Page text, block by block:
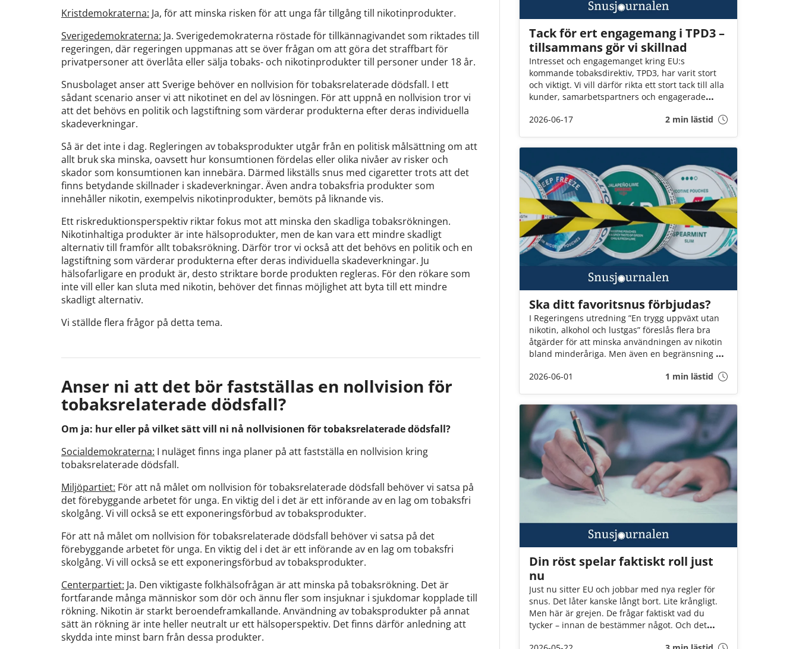
Kristdemokraterna: Ja, för att minska risken för att unga får tillgång till nikotinprodukter.
Sverigedemokraterna: Ja. Sverigedemokraterna röstade för tillkännagivandet som riktades till
regeringen, där regeringen uppmanas att se över frågan om att göra det straffbart för
privatpersoner att överlåta eller sälja tobaks- och nikotinprodukter till personer under 18 år.
Snusbolaget anser att Sverige behöver en nollvision för tobaksrelaterade dödsfall. I ett
sådant scenario anser vi att nikotinet en del av lösningen. För att uppnå en nollvision tror vi
att det behövs en politik och lagstiftning som värderar produkterna efter deras individuella
skadeverkningar.
Så är det inte i dag. Regleringen av tobaksprodukter utgår från en politisk målsättning om att
allt bruk ska minska, oavsett hur konsumtionen fördelas eller olika nivåer av risker och
skador som konsumtionen kan innebära. Därmed likställs snus med cigaretter trots att det
finns betydande skillnader i skadeverkningar. Även andra tobaksfria produkter som
innehåller nikotin, exempelvis nikotinprodukter, bemöts på liknande vis.
Ett riskreduktionsperspektiv riktar fokus mot att minska den skadliga tobaksrökningen.
Nikotinhaltiga produkter är inte hälsoprodukter, men de kan vara ett mindre skadligt
alternativ till framför allt tobaksrökning. Därför tror vi också att det behövs en politik och en
lagstiftning som värderar produkterna efter deras individuella skadeverkningar. Ju
hälsofarligare en produkt är, desto striktare borde produkten regleras. För den rökare som
inte vill eller kan sluta med nikotin, behöver det finnas möjlighet att byta till ett mindre
skadligt alternativ.
Vi ställde flera frågor på detta tema.
Anser ni att det bör fastställas en nollvision för
tobaksrelaterade dödsfall?
Om ja: hur eller på vilket sätt vill ni nå nollvisionen för tobaksrelaterade dödsfall?
Socialdemokraterna: I nuläget finns inga planer på att fastställa en nollvision kring
tobaksrelaterade dödsfall.
Miljöpartiet: För att nå målet om nollvision för tobaksrelaterade dödsfall behöver vi satsa på
det förebyggande arbetet för unga. En viktig del i det är ett införande av en lag om tobaksfri
skolgång. Vi vill också se ett exponeringsförbud av tobaksprodukter.
För att nå målet om nollvision för tobaksrelaterade dödsfall behöver vi satsa på det
förebyggande arbetet för unga. En viktig del i det är ett införande av en lag om tobaksfri
skolgång. Vi vill också se ett exponeringsförbud av tobaksprodukter.
Centerpartiet: Ja. Den viktigaste folkhälsofrågan är att minska på tobaksrökning. Det är
fortfarande många människor som dör och ännu fler som insjuknar i sjukdomar kopplade till
rökning. Nikotin är starkt beroendeframkallande. Användning av tobaksprodukter på annat
sätt än rökning är inte heller neutralt ur ett hälsoperspektiv. Det finns därför anledning att
skydda inte minst barn från dessa produkter.
Tack för ert engagemang i TPD3 –
tillsammans gör vi skillnad
Intresset och engagemanget kring EU:s
kommande tobaksdirektiv, TPD3, har varit stort
och viktigt. Vi vill därför rikta ett stort tack till alla
kunder, samarbetspartners och engagerade
synpunkter, svara på enkäter och delta i
2026-06-17 2 min lästid
Ska ditt favoritsnus förbjudas?
I Regeringens utredning ”En trygg uppväxt utan
nikotin, alkohol och lustgas” föreslås flera bra
åtgärder för att minska användningen av nikotin
bland minderåriga. Men även en begränsning på
än varannan dosa kan förbjudas. Det är ett
Socialminister Jakob Forssmed och Regeringen
agerar, kommer 3 av 4 av oss att drabbas.
2026-06-01 1 min lästid
Din röst spelar faktiskt roll just
nu
Just nu sitter EU och jobbar med nya regler för
snus. Det låter kanske långt bort. Lite krångligt.
Men här är grejen. De frågar faktiskt vad du
tycker – innan de bestämmer något. Och det